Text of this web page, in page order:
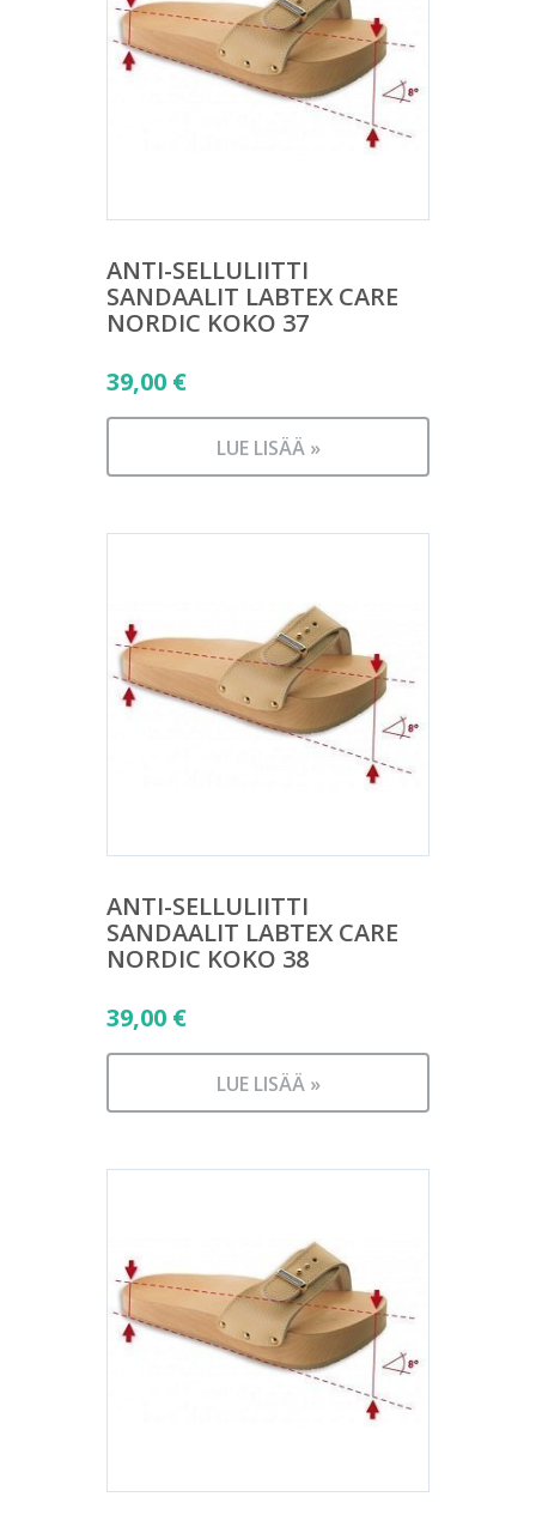
ANTI-SELLULIITTI
SANDAALIT LABTEX CARE
NORDIC KOKO 37
39,00 €
LUE LISÄÄ »
ANTI-SELLULIITTI
SANDAALIT LABTEX CARE
NORDIC KOKO 38
39,00 €
LUE LISÄÄ »